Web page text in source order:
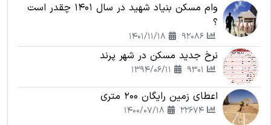
وام مسکن بنیاد شهید در سال 1401 چقدر است
؟
نرخ جدید مسکن در شهر پرند
اعطای زمین رایگان 200 متری